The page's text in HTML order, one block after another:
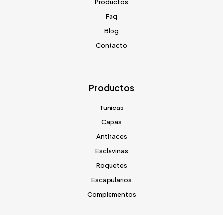
Productos
Faq
Blog
Contacto
Productos
Tunicas
Capas
Antifaces
Esclavinas
Roquetes
Escapularios
Complementos